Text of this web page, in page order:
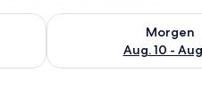
Nacht, Aug. 9 - Aug. 10.
Morgen
Aug. 10 -
Überprüfe die